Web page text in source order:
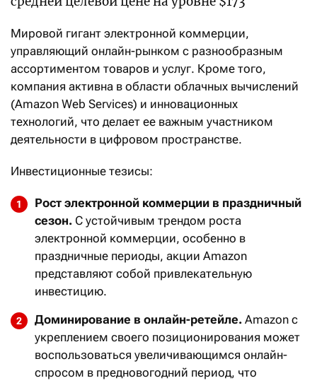
Мировой гигант электронной коммерции,
управляющий онлайн-рынком с разнообразным
ассортиментом товаров и услуг. Кроме того,
компания активна в области облачных вычислений
(Amazon Web Services) и инновационных
технологий, что делает ее важным участником
деятельности в цифровом пространстве.
Инвестиционные тезисы:
Рост электронной коммерции в праздничный
сезон. С устойчивым трендом роста
электронной коммерции, особенно в
праздничные периоды, акции Amazon
представляют собой привлекательную
инвестицию.
Доминирование в онлайн-ретейле. Amazon с
укреплением своего позиционирования может
воспользоваться увеличивающимся онлайн-
спросом в предновогодний период, что